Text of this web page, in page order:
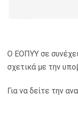
Ο ΕΟΠΥΥ σε
σχετικά με την
Για να δείτε την